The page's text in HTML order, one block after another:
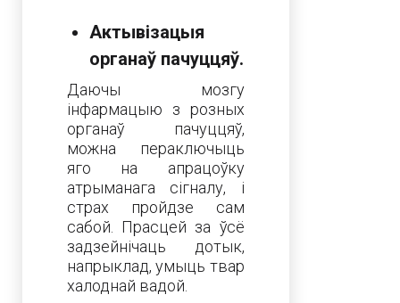
Актывізацыя
органаў пачуццяў.
Даючы мозгу
інфармацыю з розных
органаў пачуццяў,
можна пераключыць
яго на апрацоўку
атрыманага сігналу, і
страх пройдзе сам
сабой. Прасцей за ўсё
задзейнічаць дотык,
напрыклад, умыць твар
халоднай вадой.